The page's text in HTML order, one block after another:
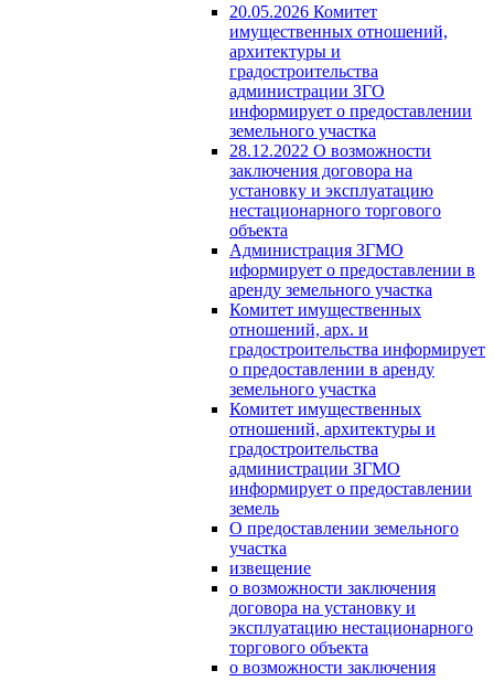
20.05.2026 Комитет
имущественных отношений,
архитектуры и
градостроительства
администрации ЗГО
информирует о предоставлении
земельного участка
28.12.2022 О возможности
заключения договора на
установку и эксплуатацию
нестационарного торгового
объекта
Администрация ЗГМО
иформирует о предоставлении в
аренду земельного участка
Комитет имущественных
отношений, арх. и
градостроительства информирует
о предоставлении в аренду
земельного участка
Комитет имущественных
отношений, архитектуры и
градостроительства
администрации ЗГМО
информирует о предоставлении
земель
О предоставлении земельного
участка
извещение
о возможности заключения
договора на установку и
эксплуатацию нестационарного
торгового объекта
о возможности заключения